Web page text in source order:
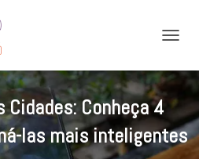
T
R
N
A
R
Cidades: Conheça 4
las mais inteligentes